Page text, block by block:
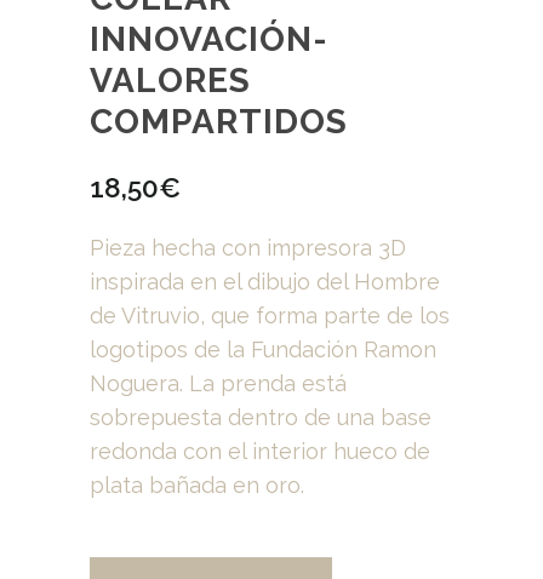
INNOVACIÓN-
VALORES
COMPARTIDOS
18,50€
Pieza hecha con impresora 3D
inspirada en el dibujo del Hombre
de Vitruvio, que forma parte de los
logotipos de la Fundación Ramon
Noguera. La prenda está
sobrepuesta dentro de una base
redonda con el interior hueco de
plata bañada en oro.